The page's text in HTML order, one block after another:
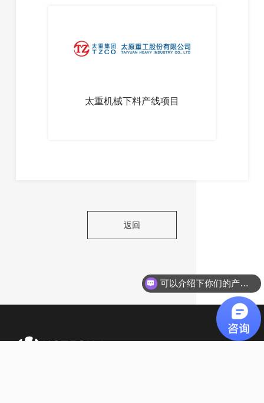
太重机械下料产线项目
返回
可以介绍下你们的产品么？